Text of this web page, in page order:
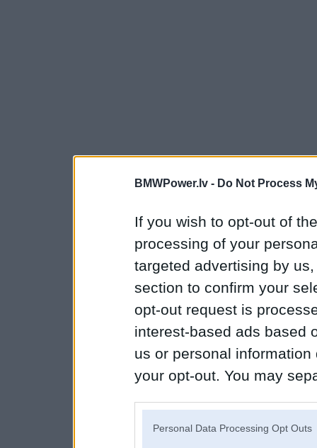
BMWPower.lv - Do Not Process
If you wish to opt-out of
processing of your
targeted advertising by
section to confirm your
opt-out request is
interest-based ads based
us or personal
your opt-out. You may
Personal Data Processing Opt Outs